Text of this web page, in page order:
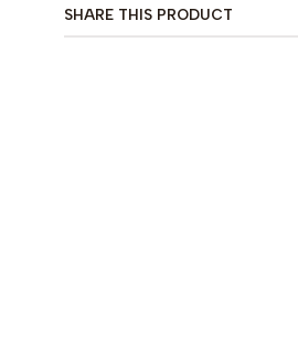
SHARE THIS PRODUCT